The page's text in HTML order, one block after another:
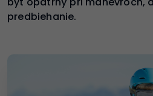
predbiehanie.